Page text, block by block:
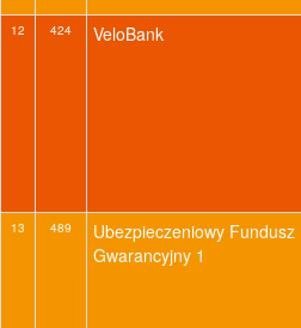
12 424 VeloBank
13 489
Ubezpieczeniowy Fundusz
Gwarancyjny 1